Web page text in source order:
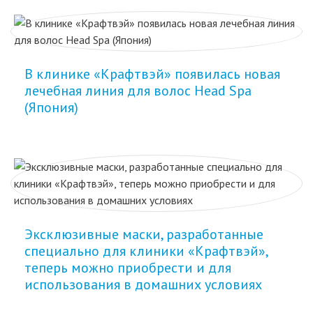
В клинике «Крафтвэй» появилась новая
лечебная линия для волос Head Spa
(Япония)
Эксклюзивные маски, разработанные
специально для клиники «Крафтвэй»,
теперь можно приобрести и для
использования в домашних условиях